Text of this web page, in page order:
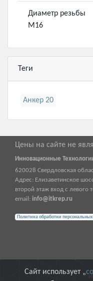
Диаметр резьбы
М16
Теги
Анкер 20
Цены на сайте не
Инновационные
620028 Свердловская
Адрес: Елизаветинское
второй этаж вход с левого
email: info@itkrep.ru
Политика обработки
Сайт использует „